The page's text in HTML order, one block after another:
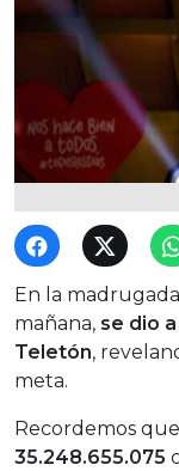
En la
mañana, se dio
Teletón,
meta.
Recordemos que
35.248.655.075